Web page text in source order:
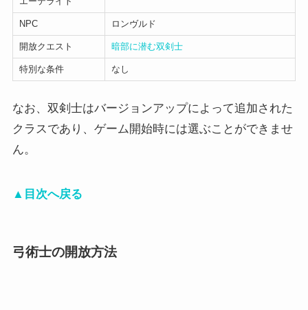
NPC ロンヴルド
開放クエスト 暗部に潜む双剣士
特別な条件 なし
なお、双剣士はバージョンアップによって追加された
クラスであり、ゲーム開始時には選ぶことができませ
ん。
▲目次へ戻る
弓術士の開放方法